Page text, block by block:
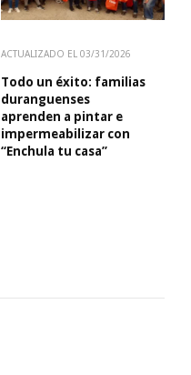
ACTUALIZADO EL 03/31/2026
Todo un éxito: familias
duranguenses
aprenden a pintar e
impermeabilizar con
“Enchula tu casa”